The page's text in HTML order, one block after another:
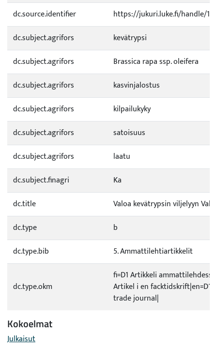
dc.source.identifier
https://jukuri.luke.fi/handle/
dc.subject.agrifors
kevätrypsi
dc.subject.agrifors
Brassica rapa ssp. oleifera
dc.subject.agrifors
kasvinjalostus
dc.subject.agrifors
kilpailukyky
dc.subject.agrifors
satoisuus
dc.subject.agrifors
laatu
dc.subject.finagri
Ka
dc.title
Valoa kevätrypsin viljelyyn
dc.type
b
dc.type.bib
5. Ammattilehtiartikkelit
dc.type.okm
fi=D1 Artikkeli
Artikel i en facktidskrift|en=D1
trade journal|
Kokoelmat
Julkaisut